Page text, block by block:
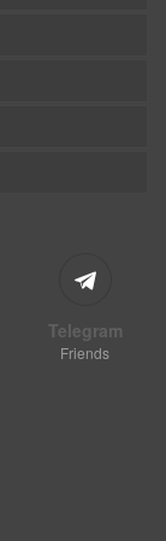
Telegram
Friends